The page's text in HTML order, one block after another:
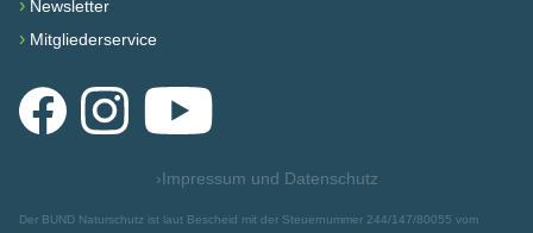
› Newsletter
› Mitgliederservice
FacebookInstagramYouTube
›Impressum und Datenschutz
Der BUND Naturschutz ist laut Bescheid mit der Steuernummer 244/147/80055 vom